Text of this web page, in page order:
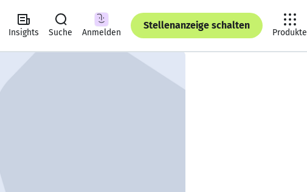
Insights Suche Anmelden
Stellenanzeige schalten
Produkte